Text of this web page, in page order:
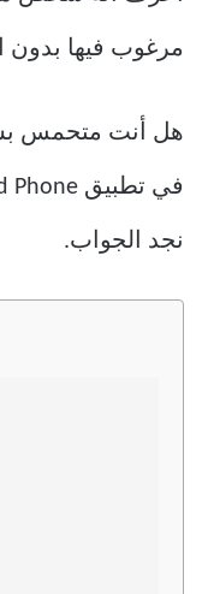
مرغوب فيها بدون
هل أنت متحمس
نجد الجواب.